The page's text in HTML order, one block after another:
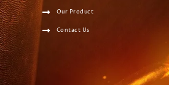
Our Product
Contact Us